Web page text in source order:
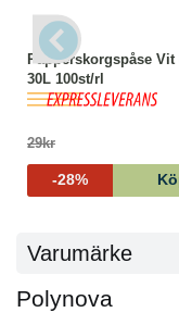
Papperskorgspåse Vit
30L 100st/rl
29kr
-28%
Varumärke
Polynova